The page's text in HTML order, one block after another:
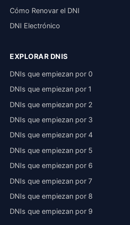
Cómo Renovar el DNI
DNI Electrónico
EXPLORAR DNIS
DNIs que empiezan por 0
DNIs que empiezan por 1
DNIs que empiezan por 2
DNIs que empiezan por 3
DNIs que empiezan por 4
DNIs que empiezan por 5
DNIs que empiezan por 6
DNIs que empiezan por 7
DNIs que empiezan por 8
DNIs que empiezan por 9